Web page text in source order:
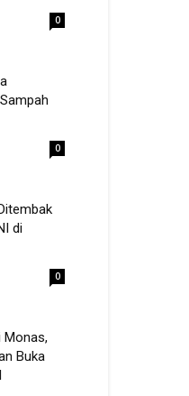
0
0
di
0
Monas,
Buka